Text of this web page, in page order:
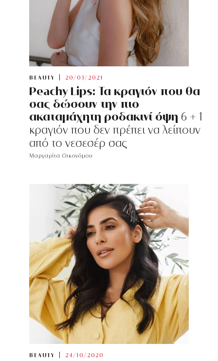
BEAUTY 20/03/2021
Peachy Lips: Τα κραγιόν που θα
σας δώσουν την πιο
ακαταμάχητη ροδακινί όψη 6 + 1
κραγιόν που δεν πρέπει να λείπουν
από το νεσεσέρ σας
Μαργαρίτα Οικονόμου
BEAUTY 24/10/2020